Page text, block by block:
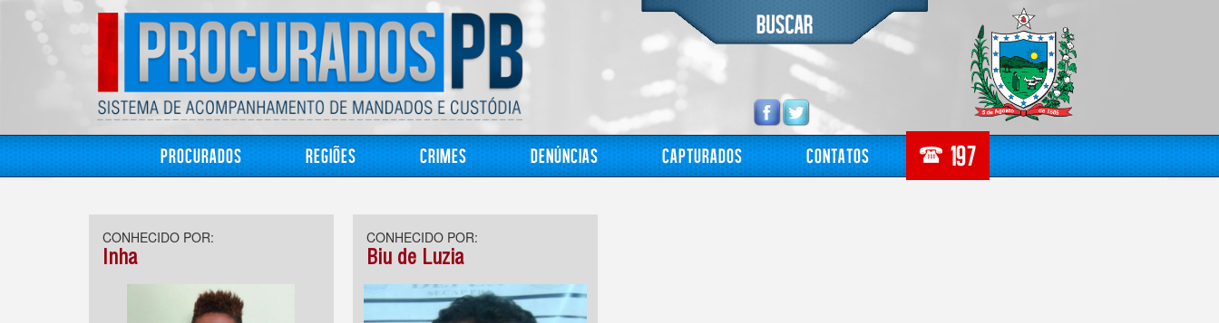
Procurados Regiões Crimes Denúncias Capturados Contatos
CONHECIDO POR:
Inha
CONHECIDO POR:
Biu de Luzia